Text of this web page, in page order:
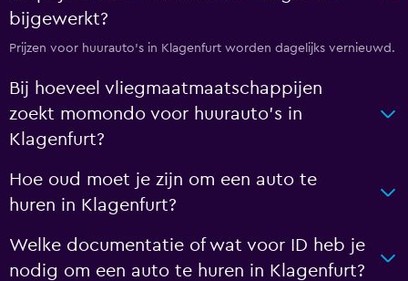
bijgewerkt?
Prijzen voor huurauto's in Klagenfurt worden dagelijks vernieuwd.
Bij hoeveel vliegmaatmaatschappijen
zoekt momondo voor huurauto's in
Klagenfurt?
Hoe oud moet je zijn om een auto te
huren in Klagenfurt?
Welke documentatie of wat voor ID heb je
nodig om een auto te huren in Klagenfurt?